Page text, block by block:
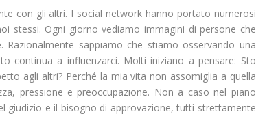
con gli altri. I social network hanno portato numerosi
stessi. Ogni giorno vediamo immagini di persone che
sappiamo che stiamo osservando una
continua a influenzarci. Molti iniziano a pensare: Sto
agli altri? Perché la mia vita non assomiglia a quella
pressione e preoccupazione. Non a caso nel piano
giudizio e il bisogno di approvazione, tutti strettamente